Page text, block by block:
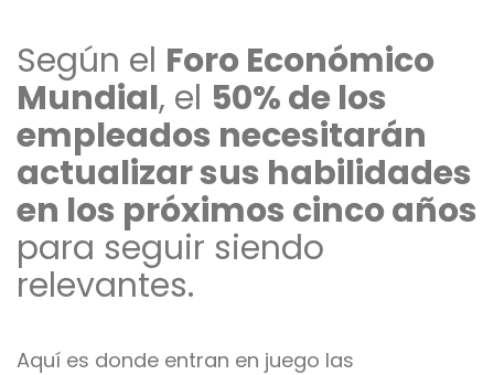
Según el Foro Económico
Mundial, el 50% de los
empleados necesitarán
actualizar sus habilidades
en los próximos cinco años
para seguir siendo
relevantes.
Aquí es donde entran en juego las